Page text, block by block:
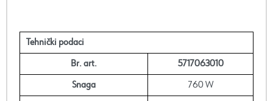
Tehnički podaci
Br. art. 5717063010
Snaga 760 W